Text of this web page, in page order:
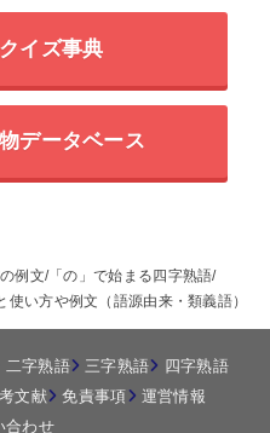
イズ事典
データベース
例文
「の」で始まる四字熟語
い方や例文（語源由来・類義語）
二字熟語 三字熟語
四字熟語
文献 免責事項
運営情報
合わせ